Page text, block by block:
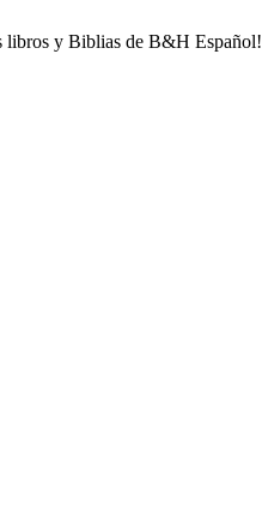
libros y Biblias de B&H Español!